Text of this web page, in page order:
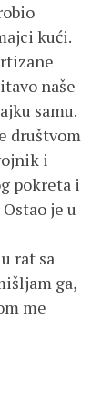
kući.
naše
samu.
društvom
i
pokreta i
je u
rat sa
ga,
me